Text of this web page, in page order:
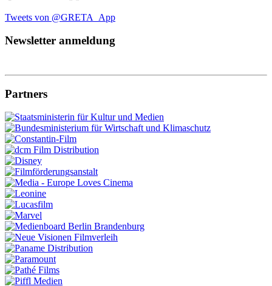
Tweets von @GRETA_App
Newsletter anmeldung
Partners